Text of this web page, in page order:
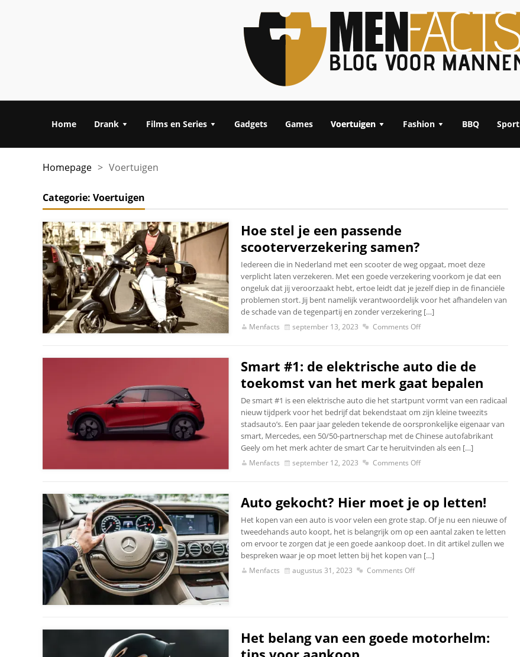
Home Drank Films en Series Gadgets Games Voertuigen Fashion BBQ Sport
Homepage > Voertuigen
Categorie: Voertuigen
Hoe stel je een passende
scooterverzekering samen?
Iedereen die in Nederland met een scooter de weg opgaat, moet deze
verplicht laten verzekeren. Met een goede verzekering voorkom je dat een
ongeluk dat jij veroorzaakt hebt, ertoe leidt dat je jezelf diep in de financiële
problemen stort. Jij bent namelijk verantwoordelijk voor het afhandelen van
de schade van de tegenpartij en zonder verzekering […]
Menfacts september 13, 2023 Comments Off
Smart #1: de elektrische auto die de
toekomst van het merk gaat bepalen
De smart #1 is een elektrische auto die het startpunt vormt van een radicaal
nieuw tijdperk voor het bedrijf dat bekendstaat om zijn kleine tweezits
stadsauto’s. Een paar jaar geleden tekende de oorspronkelijke eigenaar van
smart, Mercedes, een 50/50-partnerschap met de Chinese autofabrikant
Geely om het merk achter de smart Car te heruitvinden als een […]
Menfacts september 12, 2023 Comments Off
Auto gekocht? Hier moet je op letten!
Het kopen van een auto is voor velen een grote stap. Of je nu een nieuwe of
tweedehands auto koopt, het is belangrijk om op een aantal zaken te letten
om ervoor te zorgen dat je een goede aankoop doet. In dit artikel zullen we
bespreken waar je op moet letten bij het kopen van […]
Menfacts augustus 31, 2023 Comments Off
Het belang van een goede motorhelm: